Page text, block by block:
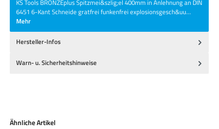
KS Tools BRONZEplus Spitzmei&szlig;el 400mm in Anlehnung an DIN
6451 6-Kant Schneide gratfrei funkenfrei explosionsgesch&uu…
Mehr
Hersteller-Infos
Warn- u. Sicherheitshinweise
Produktgalerie überspringen
Ähnliche Artikel